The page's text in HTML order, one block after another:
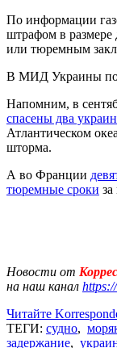
По информации
штрафом в размере
или тюремным
В МИД Украины
Напомним, в
спасены два
Атлантическом
шторма.
А во Франции
тюремные сроки за
Новости от
на наш канал
Читайте
ТЕГИ: судно,
задержание,